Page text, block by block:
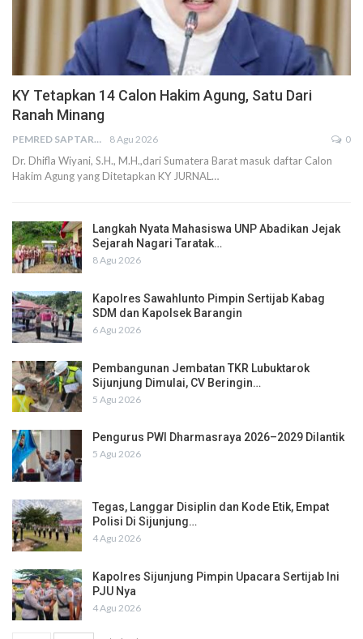
KY Tetapkan 14 Calon Hakim Agung, Satu Dari
Ranah Minang
PEMRED SAPTARIUS 8 Agu 2026 0
Dr. Dhifla Wiyani, S.H., M.H.,dari Sumatera Barat masuk daftar Calon
Hakim Agung yang Ditetapkan KY JURNAL…
Langkah Nyata Mahasiswa UNP Abadikan Jejak
Sejarah Nagari Taratak…
8 Agu 2026
Kapolres Sawahlunto Pimpin Sertijab Kabag
SDM dan Kapolsek Barangin
6 Agu 2026
Pembangunan Jembatan TKR Lubuktarok
Sijunjung Dimulai, CV Beringin…
5 Agu 2026
Pengurus PWI Dharmasraya 2026–2029 Dilantik
5 Agu 2026
Tegas, Langgar Disiplin dan Kode Etik, Empat
Polisi Di Sijunjung…
4 Agu 2026
Kapolres Sijunjung Pimpin Upacara Sertijab Ini
PJU Nya
4 Agu 2026